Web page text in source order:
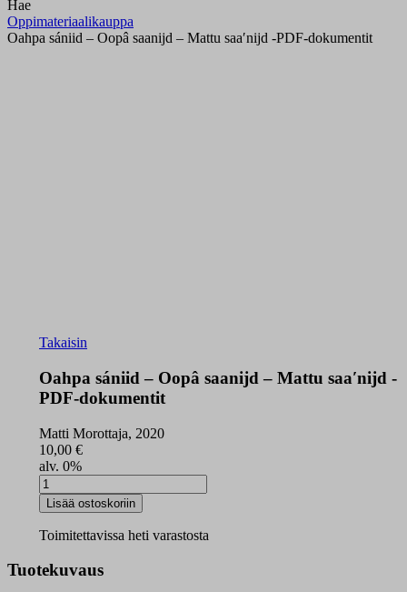
Hae
Oppimateriaalikauppa
Oahpa sániid – Oopâ saanijd – Mattu saaʹnijd -PDF-dokumentit
Takaisin
Oahpa sániid – Oopâ saanijd – Mattu saaʹnijd -
PDF-dokumentit
Matti Morottaja, 2020
10,00 €
alv. 0%
Oahpa
sániid
-
Oopâ
-
Mattu
Lisää ostoskoriin
Toimitettavissa heti varastosta
Tuotekuvaus